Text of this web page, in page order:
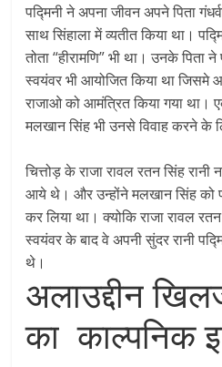
पद्मिनी ने अपना जीवन अपने पिता
साथ सिंहाला में व्यतीत किया था।
तोता “हीरामणि” भी था। उनके पिता
स्वयंवर भी आयोजित किया था जिसमे
राजाओ को आमंत्रित किया गया था।
मलखान सिंह भी उनसे विवाह करने के
चित्तोड़ के राजा रावल रतन सिंह रानी
आये थे। और उन्होंने मलखान सिंह को
कर लिया था। क्योकि राजा रावल
स्वयंवर के बाद वे अपनी सुंदर रानी
थे।
अलाउद्दीन
का काल्पनिक